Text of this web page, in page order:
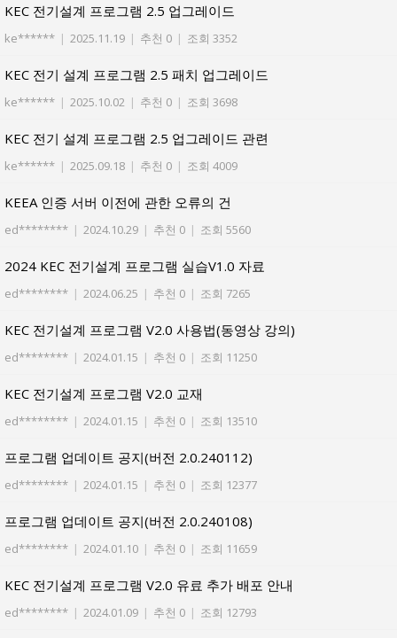
KEC 전기설계 프로그램 2.5 업그레이드
ke****** | 2025.11.19 | 추천 0 | 조회 3352
KEC 전기 설계 프로그램 2.5 패치 업그레이드
ke****** | 2025.10.02 | 추천 0 | 조회 3698
KEC 전기 설계 프로그램 2.5 업그레이드 관련
ke****** | 2025.09.18 | 추천 0 | 조회 4009
KEEA 인증 서버 이전에 관한 오류의 건
ed******** | 2024.10.29 | 추천 0 | 조회 5560
2024 KEC 전기설계 프로그램 실습V1.0 자료
ed******** | 2024.06.25 | 추천 0 | 조회 7265
KEC 전기설계 프로그램 V2.0 사용법(동영상 강의)
ed******** | 2024.01.15 | 추천 0 | 조회 11250
KEC 전기설계 프로그램 V2.0 교재
ed******** | 2024.01.15 | 추천 0 | 조회 13510
프로그램 업데이트 공지(버전 2.0.240112)
ed******** | 2024.01.15 | 추천 0 | 조회 12377
프로그램 업데이트 공지(버전 2.0.240108)
ed******** | 2024.01.10 | 추천 0 | 조회 11659
KEC 전기설계 프로그램 V2.0 유료 추가 배포 안내
ed******** | 2024.01.09 | 추천 0 | 조회 12793